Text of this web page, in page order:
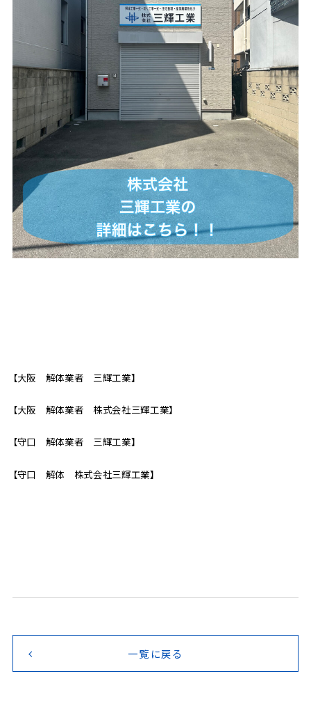
【大阪 解体業者 三輝工業】
【大阪 解体業者 株式会社三輝工業】
【守口 解体業者 三輝工業】
【守口 解体 株式会社三輝工業】
一覧に戻る